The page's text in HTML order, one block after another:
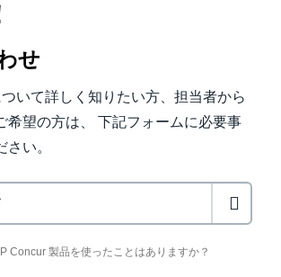
せ
いて詳しく知りたい方、担当者から
希望の方は、 下記フォームに必要事
い。
User
Concur 製品を使ったことはありますか？